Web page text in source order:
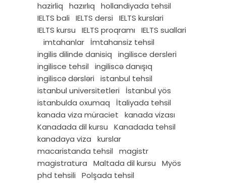
hazirliq
hazırlıq
hollandiyada tehsil
IELTS bali
IELTS dersi
IELTS kurslari
IELTS kursu
IELTS proqramı
IELTS suallari
imtahanlar
İmtahansiz tehsil
ingilis dilinde danisiq
ingilisce dersleri
ingilisce tehsil
ingiliscə danışıq
ingiliscə dərsləri
istanbul tehsil
istanbul universitetleri
İstanbul yös
istanbulda oxumaq
İtaliyada tehsil
kanada viza müraciet
kanada vizası
Kanadada dil kursu
Kanadada tehsil
kanadaya viza
kurslar
macaristanda tehsil
magistr
magistratura
Maltada dil kursu
Myös
phd tehsili
Polşada tehsil